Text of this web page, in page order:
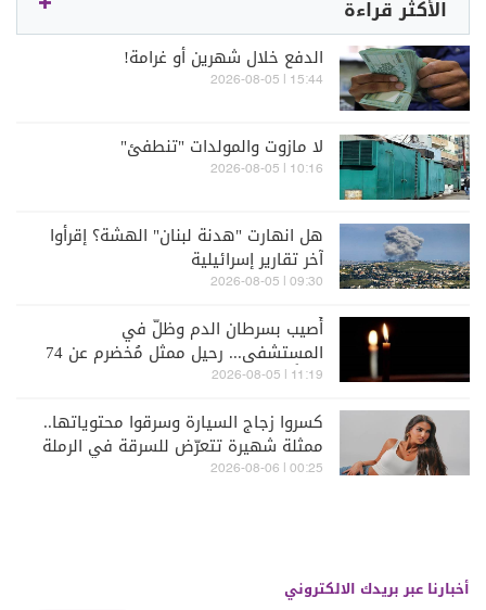
الأكثر قراءة
الدفع خلال شهرين أو غرامة!
15:44 | 2026-08-05
لا مازوت والمولدات "تنطفئ"
10:16 | 2026-08-05
هل انهارت "هدنة لبنان" الهشة؟ إقرأوا
آخر تقارير إسرائيلية
09:30 | 2026-08-05
أُصيب بسرطان الدم وظلّ في
المستشفى... رحيل ممثل مُخضرم عن 74
عاماً
11:19 | 2026-08-05
كسروا زجاج السيارة وسرقوا محتوياتها..
ممثلة شهيرة تتعرّض للسرقة في الرملة
البيضاء (فيديو)
00:25 | 2026-08-06
أخبارنا عبر بريدك الالكتروني